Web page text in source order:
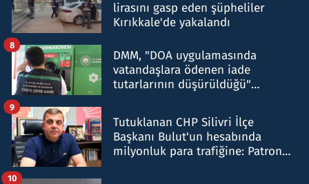
lirasını gasp eden şüpheliler
Kırıkkale'de yakalandı
DMM, "DOA uygulamasında
vatandaşlara ödenen iade
tutarlarının düşürüldüğü"
8
Tutuklanan CHP Silivri İlçe
Başkanı Bulut'un hesabında
milyonluk para trafiğine: Patron
9
10